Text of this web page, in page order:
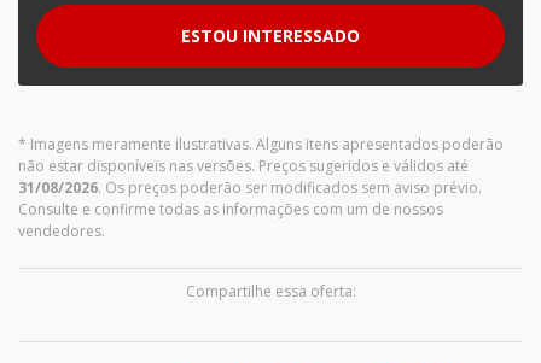
* Imagens meramente ilustrativas. Alguns itens apresentados poderão
não estar disponíveis nas versões. Preços sugeridos e válidos até
31/08/2026. Os preços poderão ser modificados sem aviso prévio.
Consulte e confirme todas as informações com um de nossos
vendedores.
Compartilhe essa oferta:
ESTOU INTERESSADO